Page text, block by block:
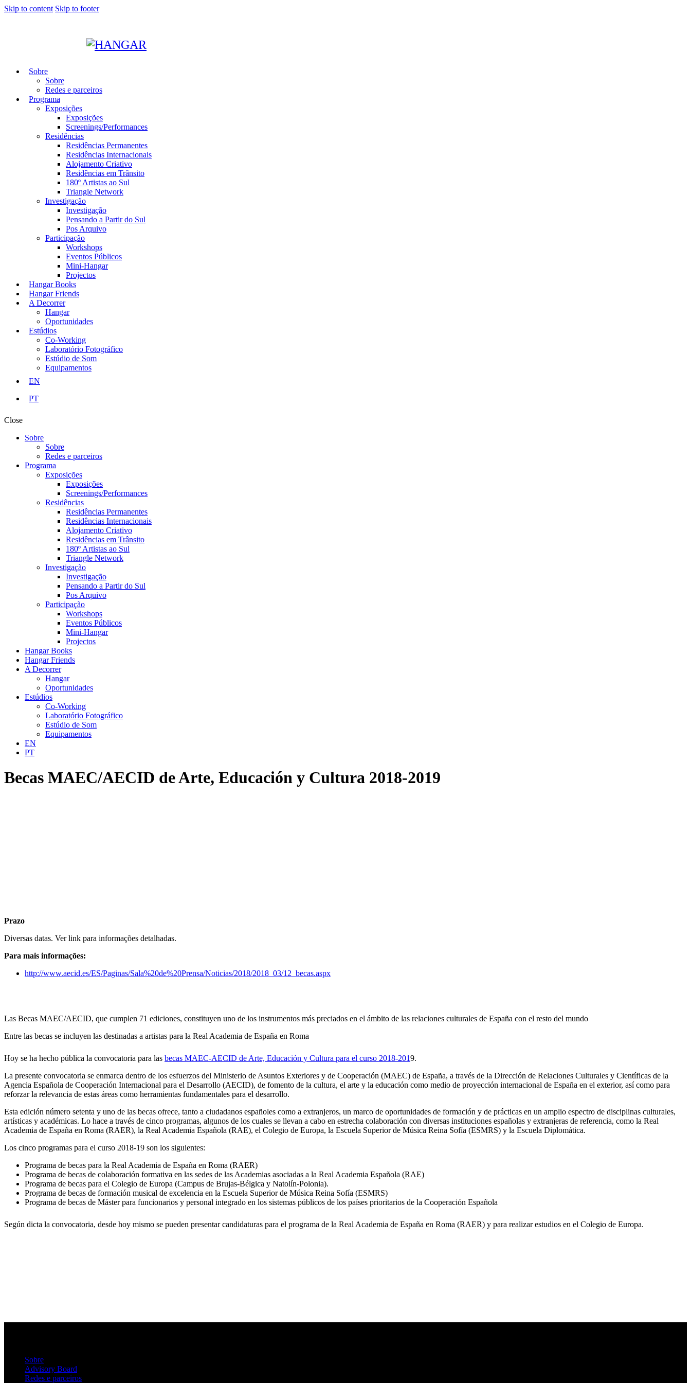
Skip to content Skip to footer
Sobre
Sobre
Redes e parceiros
Programa
Exposições
Exposições
Screenings/Performances
Residências
Residências Permanentes
Residências Internacionais
Alojamento Criativo
Residências em Trânsito
180º Artistas ao Sul
Triangle Network
Investigação
Investigação
Pensando a Partir do Sul
Pos Arquivo
Participação
Workshops
Eventos Públicos
Mini-Hangar
Projectos
Hangar Books
Hangar Friends
A Decorrer
Hangar
Oportunidades
Estúdios
Co-Working
Laboratório Fotográfico
Estúdio de Som
Equipamentos
EN
PT
Close
Sobre
Sobre
Redes e parceiros
Programa
Exposições
Exposições
Screenings/Performances
Residências
Residências Permanentes
Residências Internacionais
Alojamento Criativo
Residências em Trânsito
180º Artistas ao Sul
Triangle Network
Investigação
Investigação
Pensando a Partir do Sul
Pos Arquivo
Participação
Workshops
Eventos Públicos
Mini-Hangar
Projectos
Hangar Books
Hangar Friends
A Decorrer
Hangar
Oportunidades
Estúdios
Co-Working
Laboratório Fotográfico
Estúdio de Som
Equipamentos
EN
PT
Becas MAEC/AECID de Arte, Educación y Cultura 2018-2019
Prazo
Diversas datas. Ver link para informações detalhadas.
Para mais informações:
http://www.aecid.es/ES/Paginas/Sala%20de%20Prensa/Noticias/2018/2018_03/12_becas.aspx
Las Becas MAEC/AECID, que cumplen 71 ediciones, constituyen uno de los instrumentos más preciados en el ámbito de las relaciones culturales de España con el resto del mundo
Entre las becas se incluyen las destinadas a artistas para la Real Academia de España en Roma
Hoy se ha hecho pública la convocatoria para las becas MAEC-AECID de Arte, Educación y Cultura para el curso 2018-201​9.
La presente convocatoria se enmarca dentro de los esfuerzos del Ministerio de Asuntos Exteriores y de Cooperación (MAEC) de España, a través de la Dirección de Relaciones Culturales y Científicas de la
Agencia Española de Cooperación Internacional para el Desarrollo (AECID), de fomento de la cultura, el arte y la educación como medio de proyección internacional de España en el exterior, así como para
reforzar la relevancia de estas áreas como herramientas fundamentales para el desarrollo.
Esta edición número setenta y uno de las becas ofrece, tanto a ciudadanos españoles como a extranjeros, un marco de oportunidades de formación y de prácticas en un amplio espectro de disciplinas culturales,
artísticas y académicas. Lo hace a través de cinco programas, algunos de los cuales se llevan a cabo en estrecha colaboración con diversas instituciones españolas y extranjeras de referencia, como la Real
Academia de España en Roma (RAER), la Real Academia Española (RAE), el Colegio de Europa, la Escuela Superior de Música Reina Sofía (ESMRS) y la Escuela Diplomática.
Los cinco programas para el curso 2018-19 son los siguientes:
Programa de becas para la Real Academia de España en Roma (RAER)
Programa de becas de colaboración formativa en las sedes de las Academias asociadas a la Real Academia Española (RAE)
Programa de becas para el Colegio de Europa (Campus de Brujas-Bélgica y Natolín-Polonia).
Programa de becas de formación musical de excelencia en la Escuela Superior de Música Reina Sofía (ESMRS)
Programa de becas de Máster para funcionarios y personal integrado en los sistemas públicos de los países prioritarios de la Cooperación Española
Según dicta la convocatoria, desde hoy mismo se pueden presentar candidaturas para el programa de la Real Academia de España en Roma (RAER) y para realizar estudios en el Colegio de Europa.
Sobre
Advisory Board
Redes e parceiros